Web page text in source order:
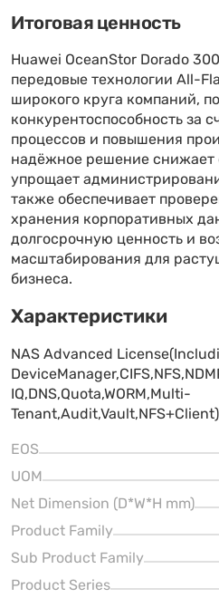
Итоговая ценность
Huawei OceanStor Dorado
передовые технологии All-
широкого круга компаний,
конкурентоспособность за
процессов и повышения
надёжное решение снижает
упрощает
также обеспечивает
хранения корпоративных
долгосрочную ценность и
масштабирования для
бизнеса.
Характеристики
NAS Advanced
IQ,DNS,Quota,WORM,Multi-
Tenant,Audit,Vault,NFS+Client)
EOS
UOM
Net Dimension (D*W*H mm)
Product Family
Sub Product Family
Product Series